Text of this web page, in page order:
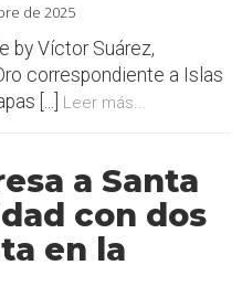
de 2025
by Víctor Suárez,
correspondiente a Islas
[...]
Leer más...
a Santa
con dos
en la